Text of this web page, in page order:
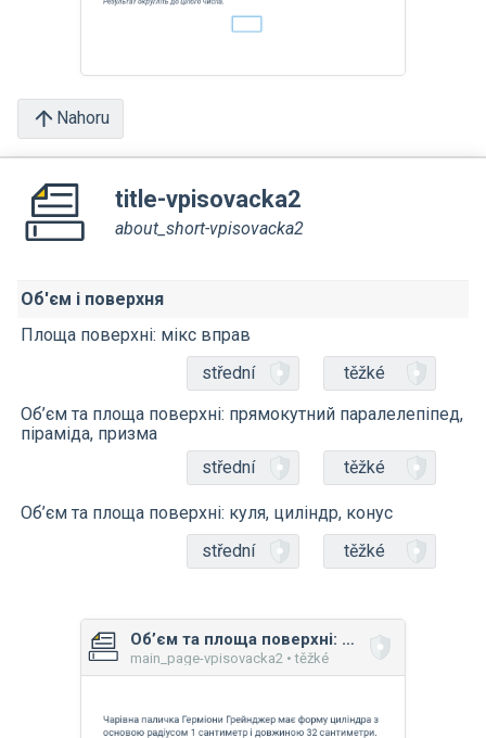
Nahoru
title-vpisovacka2
about_short-vpisovacka2
Об'єм і поверхня
Площа поверхні: мікс вправ
střední
těžké
Об’єм та площа поверхні: прямокутний паралелепіпед,
піраміда, призма
střední
těžké
Об’єм та площа поверхні: куля, циліндр, конус
střední
těžké
Об’єм та площа поверхні: куля, циліндр, конус
main_page-vpisovacka2 • těžké